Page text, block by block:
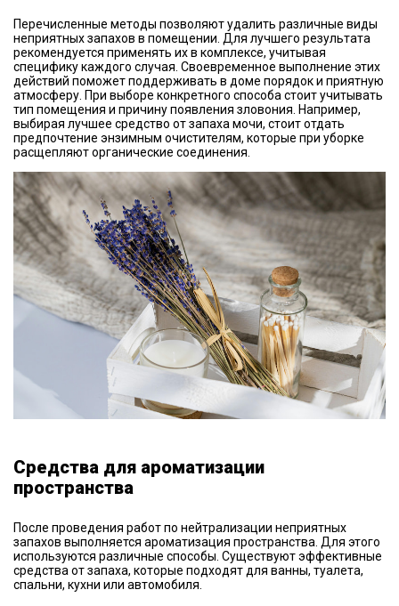
Перечисленные методы позволяют удалить различные виды
неприятных запахов в помещении. Для лучшего результата
рекомендуется применять их в комплексе, учитывая
специфику каждого случая. Своевременное выполнение этих
действий поможет поддерживать в доме порядок и приятную
атмосферу. При выборе конкретного способа стоит учитывать
тип помещения и причину появления зловония. Например,
выбирая лучшее средство от запаха мочи, стоит отдать
предпочтение энзимным очистителям, которые при уборке
расщепляют органические соединения.
Средства для ароматизации
пространства
После проведения работ по нейтрализации неприятных
запахов выполняется ароматизация пространства. Для этого
используются различные способы. Существуют эффективные
средства от запаха, которые подходят для ванны, туалета,
спальни, кухни или автомобиля.